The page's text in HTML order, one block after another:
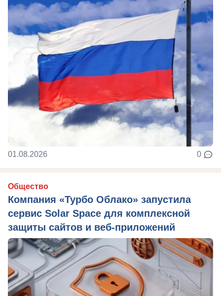
01.08.2026 0
Общество
Компания «Турбо Облако» запустила
сервис Solar Space для комплексной
защиты сайтов и веб-приложений